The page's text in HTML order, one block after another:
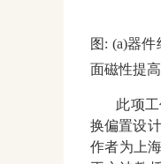
图 : (a)器件
面磁性提
此项
换偏置设
作者为上